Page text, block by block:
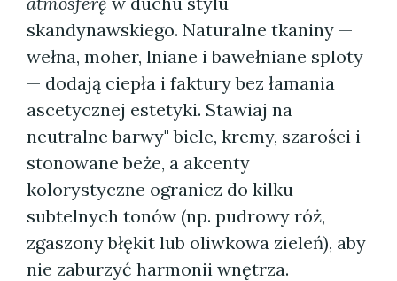
skandynawskiego. Naturalne tkaniny —
wełna, moher, lniane i bawełniane sploty
— dodają ciepła i faktury bez łamania
ascetycznej estetyki. Stawiaj na
neutralne barwy" biele, kremy, szarości i
stonowane beże, a akcenty
kolorystyczne ogranicz do kilku
subtelnych tonów (np. pudrowy róż,
zgaszony błękit lub oliwkowa zieleń), aby
nie zaburzyć harmonii wnętrza.